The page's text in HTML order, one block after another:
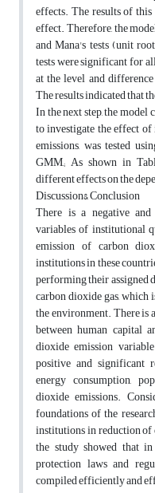
effects. The results of
effect. Therefore, the
and Mana's tests (unit
tests were significant for
at the level and
The results indicated that
In the next step, the model
to investigate the effect
emissions, was tested
GMM,; As shown in
different effects on the
Discussion& Conclusion
There is a negative
variables of institutional
emission of carbon
institutions in these
performing their assigned
carbon dioxide gas, which
the environment. There is
between human capital
dioxide emission
positive and significant
energy consumption,
dioxide emissions.
foundations of the
institutions in reduction of
the study showed that
protection laws and
compiled efficiently and